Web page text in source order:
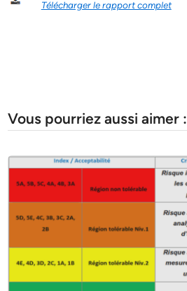
Télécharger le rapport complet
Vous pourriez aussi aimer :